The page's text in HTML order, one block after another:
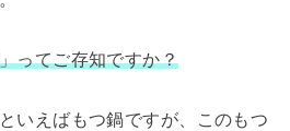
ってご存知ですか？
いえばもつ鍋ですが、このもつ